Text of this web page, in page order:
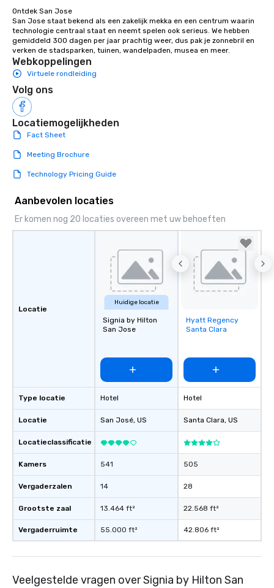
Ontdek San Jose
San Jose staat bekend als een zakelijk mekka en een centrum waarin
technologie centraal staat en neemt spelen ook serieus. We hebben
gemiddeld 300 dagen per jaar prachtig weer, dus pak je zonnebril en
verken de stadsparken, tuinen, wandelpaden, musea en meer.
Webkoppelingen
Virtuele rondleiding
Volg ons
Locatiemogelijkheden
Fact Sheet
Meeting Brochure
Technology Pricing Guide
Aanbevolen locaties
Er komen nog 20 locaties overeen met uw behoeften
Locatie
Type locatie
Locatie
Locatieclassificatie
Kamers
Vergaderzalen
Grootste zaal
Vergaderruimte
Huidige locatie
Signia by Hilton
San Jose
Hotel
San José, US
541
14
13.464 ft²
55.000 ft²
Removed from
favorites
Hyatt Regency
Santa Clara
Hotel
Santa Clara, US
505
28
22.568 ft²
42.806 ft²
Veelgestelde vragen over Signia by Hilton San